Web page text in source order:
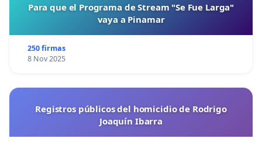
Para que el Programa de Stream "Se Fue Larga"
vaya a Pinamar
250 firmas
8 Nov 2025
Registros públicos del homicidio de Rodrigo
Joaquín Ibarra